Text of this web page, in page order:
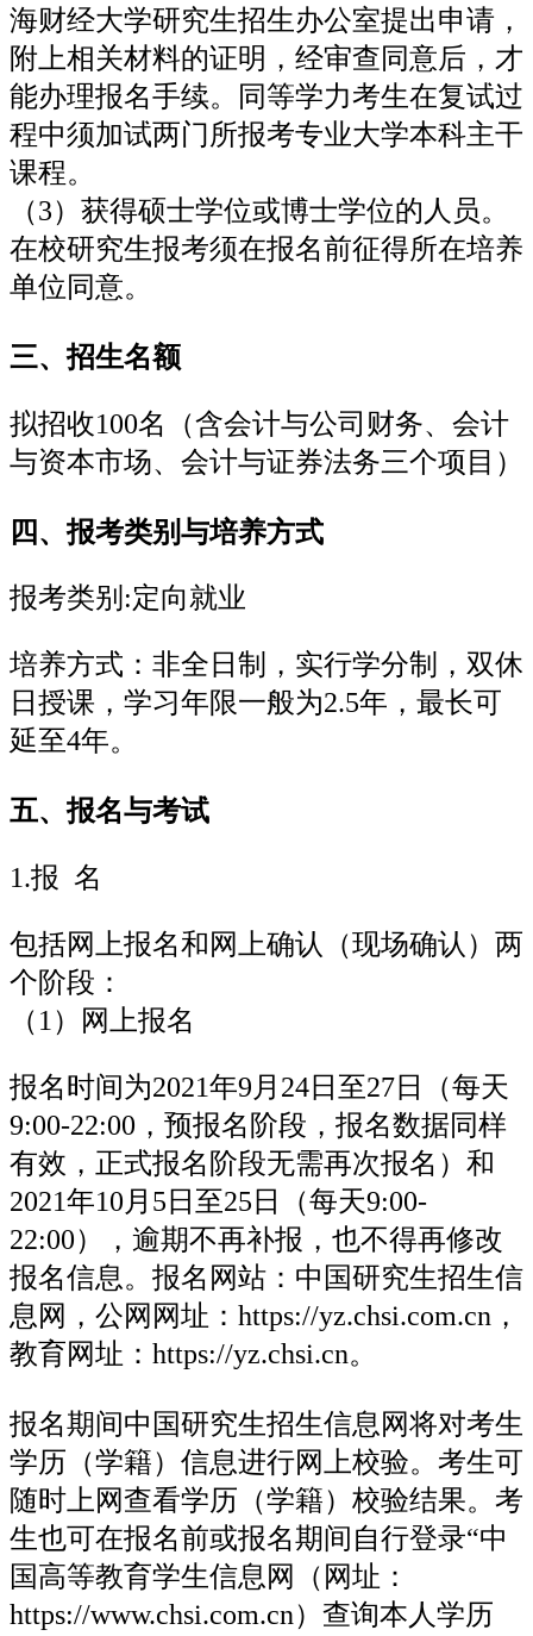
海财经大学研究生招生办公室提出申请，
附上相关材料的证明，经审查同意后，才
能办理报名手续。同等学力考生在复试过
程中须加试两门所报考专业大学本科主干
课程。
（3）获得硕士学位或博士学位的人员。
在校研究生报考须在报名前征得所在培养
单位同意。
三、招生名额
拟招收100名（含会计与公司财务、会计
与资本市场、会计与证券法务三个项目）
四、报考类别与培养方式
报考类别:定向就业
培养方式：非全日制，实行学分制，双休
日授课，学习年限一般为2.5年，最长可
延至4年。
五、报名与考试
1.报 名
包括网上报名和网上确认（现场确认）两
个阶段：
（1）网上报名
报名时间为2021年9月24日至27日（每天
9:00-22:00，预报名阶段，报名数据同样
有效，正式报名阶段无需再次报名）和
2021年10月5日至25日（每天9:00-
22:00），逾期不再补报，也不得再修改
报名信息。报名网站：中国研究生招生信
息网，公网网址：https://yz.chsi.com.cn，
教育网址：https://yz.chsi.cn。
报名期间中国研究生招生信息网将对考生
学历（学籍）信息进行网上校验。考生可
随时上网查看学历（学籍）校验结果。考
生也可在报名前或报名期间自行登录“中
国高等教育学生信息网（网址：
https://www.chsi.com.cn）查询本人学历